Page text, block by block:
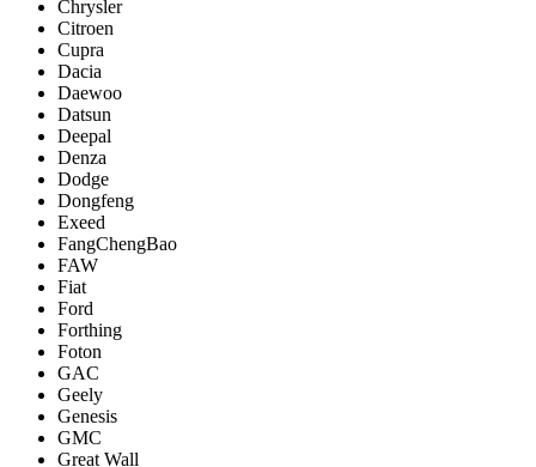
Chrysler
Citroen
Cupra
Dacia
Daewoo
Datsun
Deepal
Denza
Dodge
Dongfeng
Exeed
FangChengBao
FAW
Fiat
Ford
Forthing
Foton
GAC
Geely
Genesis
GMC
Great Wall